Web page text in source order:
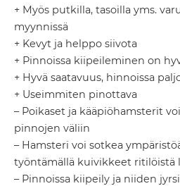
+ Myös putkilla, tasoilla yms.
myynnissä
+ Kevyt ja helppo siivota
+ Pinnoissa kiipeileminen on
+ Hyvä saatavuus, hinnoissa
+ Useimmiten pinottava
– Poikaset ja kääpiöhamsterit
pinnojen väliin
– Hamsteri voi sotkea
työntämällä kuivikkeet ritilöistä
– Pinnoissa kiipeily ja niiden